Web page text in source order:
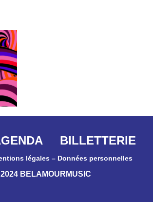
BILLETTERIE
légales – Données personnelles
BELAMOURMUSIC